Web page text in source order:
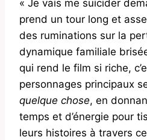
« Je vais me suicider
prend un tour long et
des ruminations sur la
dynamique familiale
qui rend le film si riche,
personnages principaux
quelque chose, en
temps et d’énergie pour
leurs histoires à travers